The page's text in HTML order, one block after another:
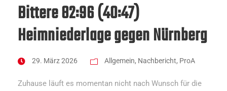
Bittere 82:96 (40:47)
Heimniederlage gegen Nürnberg
29. März 2026 Allgemein, Nachbericht, ProA
Zuhause läuft es momentan nicht nach Wunsch für die